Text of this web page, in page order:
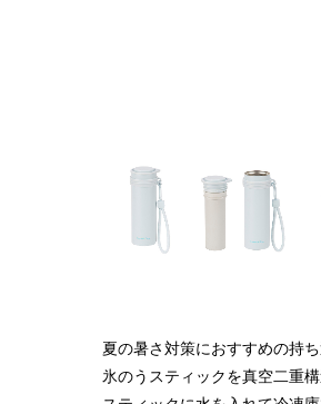
夏の暑さ対策におすすめの持
氷のうスティックを真空二重